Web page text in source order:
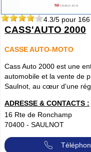
4.3/5 pour 166
CASS'AUTO 2000
CASSE AUTO-MOTO
Cass Auto 2000 est une
automobile et la vente de
Saulnot, au cœur d'une
ADRESSE & CONTACTS :
16 Rte de Ronchamp
70400 - SAULNOT